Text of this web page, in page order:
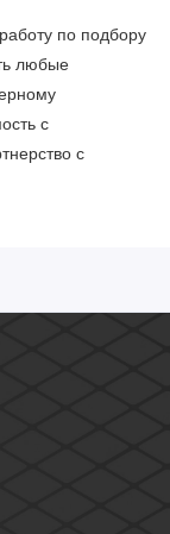
по подбору
любые
с
с
ошибки даже